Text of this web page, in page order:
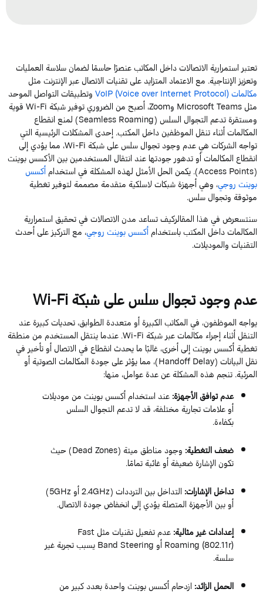
تعتبر استمرارية الاتصالات داخل المكاتب عنصرًا حاسمًا لضمان سلاسة العمليات
وتعزيز الإنتاجية. مع الاعتماد المتزايد على تقنيات الاتصال عبر الإنترنت مثل
مكالمات VoIP (Voice over Internet Protocol) وتطبيقات التواصل الموحد
مثل Microsoft Teams وZoom، أصبح من الضروري توفير شبكة Wi-Fi قوية
ومستقرة تدعم التجوال السلس (Seamless Roaming) لمنع انقطاع
المكالمات أثناء تنقل الموظفين داخل المكتب. إحدى المشكلات الرئيسية التي
تواجه الشركات هي عدم وجود تجوال سلس على شبكة Wi-Fi، مما يؤدي إلى
انقطاع المكالمات أو تدهور جودتها عند انتقال المستخدمين بين الأكسس بوينت
(Access Points). يكمن الحل الأمثل لهذه المشكلة في استخدام أكسس
بوينت روجي، وهي أجهزة شبكات لاسلكية متقدمة مصممة لتوفير تغطية
موثوقة وتجوال سلس.
سنتسعرض في هذا المقالركيف تساعد مدن الاتصالات في تحقيق استمرارية
المكالمات داخل المكتب باستخدامأكسس بوينت روجي، مع التركيز على أحدث
التقنيات والموديلات.
عدم وجود تجوال سلس على شبكة Wi-Fi
يواجه الموظفون، في المكاتب الكبيرة أو متعددة الطوابق، تحديات كبيرة عند
التنقل أثناء إجراء مكالمات عبر شبكة Wi-Fi. عندما ينتقل المستخدم من منطقة
تغطية أكسس بوينت إلى أخرى، غالبًا ما يحدث انقطاع في الاتصال أو تأخير في
نقل البيانات (Handoff Delay)، مما يؤثر على جودة المكالمات الصوتية أو
المرئية. تنجم هذه المشكلة عن عدة عوامل، منها:
عدم توافق الأجهزة:عند استخدام أكسس بوينت من موديلات
أو علامات تجارية مختلفة، قد لا تدعم التجوال السلس
بكفاءة.
ضعف التغطية:
وجود مناطق ميتة (Dead Zones) حيث
تكون الإشارة ضعيفة أو غائبة تمامًا.
تداخل الإشارات:
التداخل بين الترددات (2.4GHz أو 5GHz)
أو بين الأجهزة المتصلة يؤدي إلى انخفاض جودة الاتصال.
إعدادات غير مثالية:
عدم تفعيل تقنيات مثل Fast
Roaming (802.11r) أو Band Steering يسبب تجربة غير
سلسة.
الحمل الزائد: ازدحام أكسس بوينت واحدة بعدد كبير من